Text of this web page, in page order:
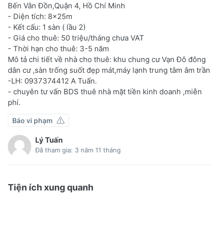
Bến Vân Đồn,Quận 4, Hồ Chí Minh
- Diện tích: 8x25m
- Kết cấu: 1 sàn ( lầu 2)
- Giá cho thuê: 50 triệu/tháng chưa VAT
- Thời hạn cho thuê: 3-5 năm
Mô tả chi tiết về nhà cho thuê: khu chung cư Vạn Đô đông
dân cư ,sàn trống suốt đẹp mát,máy lạnh trung tâm âm trần
-LH: 0937374412 A Tuấn.
- chuyên tư vấn BDS thuê nhà mặt tiền kinh doanh ,miễn
phí.
Báo vi phạm
Lý Tuấn
Đã tham gia: 3 năm 11 tháng
Tiện ích xung quanh